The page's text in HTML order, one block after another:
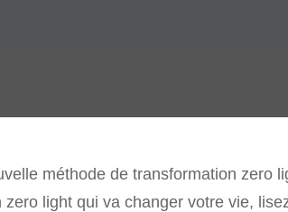
méthode de transformation zero
light qui va changer votre vie,